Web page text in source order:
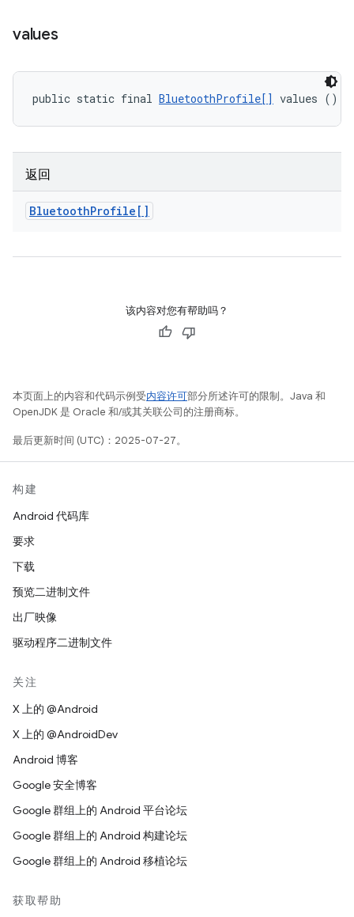
values
public static final BluetoothProfile[] values ()
返回
BluetoothProfile[]
该内容对您有帮助吗？
本页面上的内容和代码示例受内容许可部分所述许可的限制。Java 和
OpenJDK 是 Oracle 和/或其关联公司的注册商标。
最后更新时间 (UTC)：2025-07-27。
构建
Android 代码库
要求
下载
预览二进制文件
出厂映像
驱动程序二进制文件
关注
X 上的 @Android
X 上的 @AndroidDev
Android 博客
Google 安全博客
Google 群组上的 Android 平台论坛
Google 群组上的 Android 构建论坛
Google 群组上的 Android 移植论坛
获取帮助